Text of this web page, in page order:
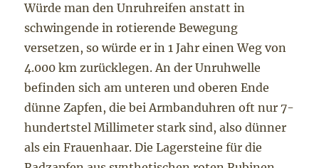
Würde man den Unruhreifen anstatt in
schwingende in rotierende Bewegung
versetzen, so würde er in 1 Jahr einen Weg von
4.000 km zurücklegen. An der Unruhwelle
befinden sich am unteren und oberen Ende
dünne Zapfen, die bei Armbanduhren oft nur 7-
hundertstel Millimeter stark sind, also dünner
als ein Frauenhaar. Die Lagersteine für die